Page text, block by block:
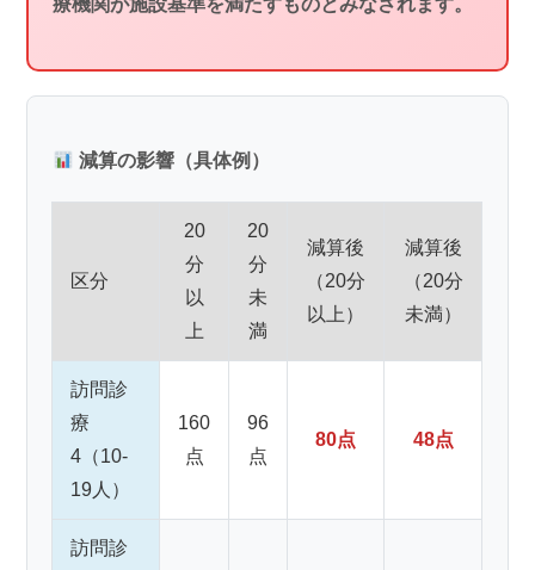
療機関が施設基準を満たすものとみなされます。
減算の影響（具体例）
区分
20
分
以
上
20
分
未
満
減算後
（20分
以上）
減算後
（20分
未満）
訪問診
療
4（10-
19人）
160
点
96
点
80点 48点
訪問診